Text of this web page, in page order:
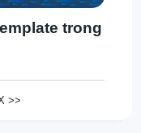
trong
>>